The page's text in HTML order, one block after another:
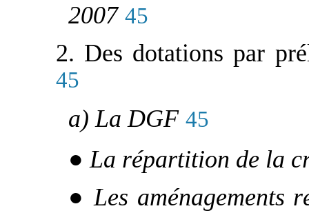
2007 45
2. Des dotations par
45
a) La DGF 45
● La répartition de la
● Les aménagements